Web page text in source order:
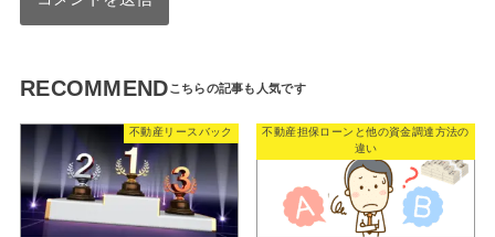
RECOMMEND
不動産リースバック
不動産担保ローンと他の資金調達方法の
違い